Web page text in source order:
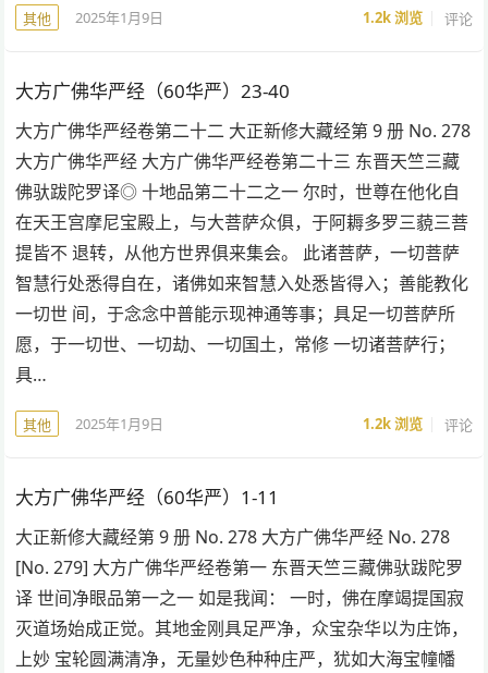
其他 2025年1月9日 1.2k浏览 评论
大方广佛华严经（60华严）23-40
大方广佛华严经卷第二十二 大正新修大藏经第 9 册 No. 278
大方广佛华严经 大方广佛华严经卷第二十三 东晋天竺三藏
佛驮跋陀罗译◎ 十地品第二十二之一 尔时，世尊在他化自
在天王宫摩尼宝殿上，与大菩萨众俱，于阿耨多罗三藐三菩
提皆不 退转，从他方世界俱来集会。 此诸菩萨，一切菩萨
智慧行处悉得自在，诸佛如来智慧入处悉皆得入；善能教化
一切世 间，于念念中普能示现神通等事；具足一切菩萨所
愿，于一切世、一切劫、一切国土，常修 一切诸菩萨行；
具…
其他 2025年1月9日 1.2k浏览 评论
大方广佛华严经（60华严）1-11
大正新修大藏经第 9 册 No. 278 大方广佛华严经 No. 278
[No. 279] 大方广佛华严经卷第一 东晋天竺三藏佛驮跋陀罗
译 世间净眼品第一之一 如是我闻： 一时，佛在摩竭提国寂
灭道场始成正觉。其地金刚具足严净，众宝杂华以为庄饰，
上妙 宝轮圆满清净，无量妙色种种庄严，犹如大海宝幢幡